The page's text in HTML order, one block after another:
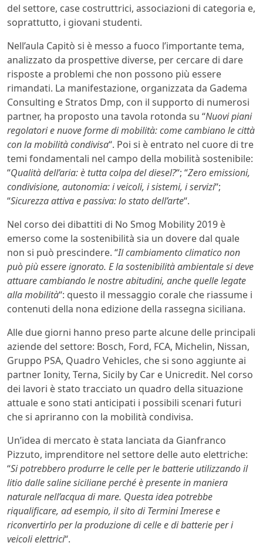
del settore, case costruttrici, associazioni di categoria e,
soprattutto, i giovani studenti.
Nell’aula Capitò si è messo a fuoco l’importante tema,
analizzato da prospettive diverse, per cercare di dare
risposte a problemi che non possono più essere
rimandati. La manifestazione, organizzata da Gadema
Consulting e Stratos Dmp, con il supporto di numerosi
partner, ha proposto una tavola rotonda su “Nuovi piani
regolatori e nuove forme di mobilità: come cambiano le città
con la mobilità condivisa“. Poi si è entrato nel cuore di tre
temi fondamentali nel campo della mobilità sostenibile:
“Qualità dell’aria: è tutta colpa del diesel?“; “Zero emissioni,
condivisione, autonomia: i veicoli, i sistemi, i servizi“;
“Sicurezza attiva e passiva: lo stato dell’arte“.
Nel corso dei dibattiti di No Smog Mobility 2019 è
emerso come la sostenibilità sia un dovere dal quale
non si può prescindere. “Il cambiamento climatico non
può più essere ignorato. E la sostenibilità ambientale si deve
attuare cambiando le nostre abitudini, anche quelle legate
alla mobilità“: questo il messaggio corale che riassume i
contenuti della nona edizione della rassegna siciliana.
Alle due giorni hanno preso parte alcune delle principali
aziende del settore: Bosch, Ford, FCA, Michelin, Nissan,
Gruppo PSA, Quadro Vehicles, che si sono aggiunte ai
partner Ionity, Terna, Sicily by Car e Unicredit. Nel corso
dei lavori è stato tracciato un quadro della situazione
attuale e sono stati anticipati i possibili scenari futuri
che si apriranno con la mobilità condivisa.
Un’idea di mercato è stata lanciata da Gianfranco
Pizzuto, imprenditore nel settore delle auto elettriche:
“Si potrebbero produrre le celle per le batterie utilizzando il
litio dalle saline siciliane perché è presente in maniera
naturale nell’acqua di mare. Questa idea potrebbe
riqualificare, ad esempio, il sito di Termini Imerese e
riconvertirlo per la produzione di celle e di batterie per i
veicoli elettrici“.